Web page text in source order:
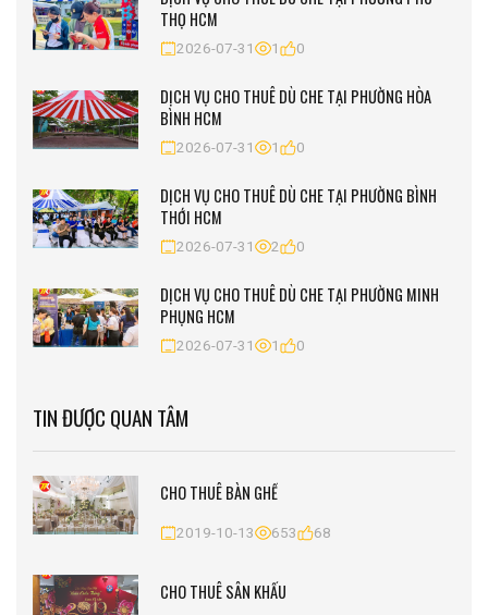
THỌ HCM
2026-07-31 1 0
DỊCH VỤ CHO THUÊ DÙ CHE TẠI PHƯỜNG HÒA
BÌNH HCM
2026-07-31 1 0
DỊCH VỤ CHO THUÊ DÙ CHE TẠI PHƯỜNG BÌNH
THỚI HCM
2026-07-31 2 0
DỊCH VỤ CHO THUÊ DÙ CHE TẠI PHƯỜNG MINH
PHỤNG HCM
2026-07-31 1 0
TIN ĐƯỢC QUAN TÂM
CHO THUÊ BÀN GHẾ
2019-10-13 653 68
CHO THUÊ SÂN KHẤU